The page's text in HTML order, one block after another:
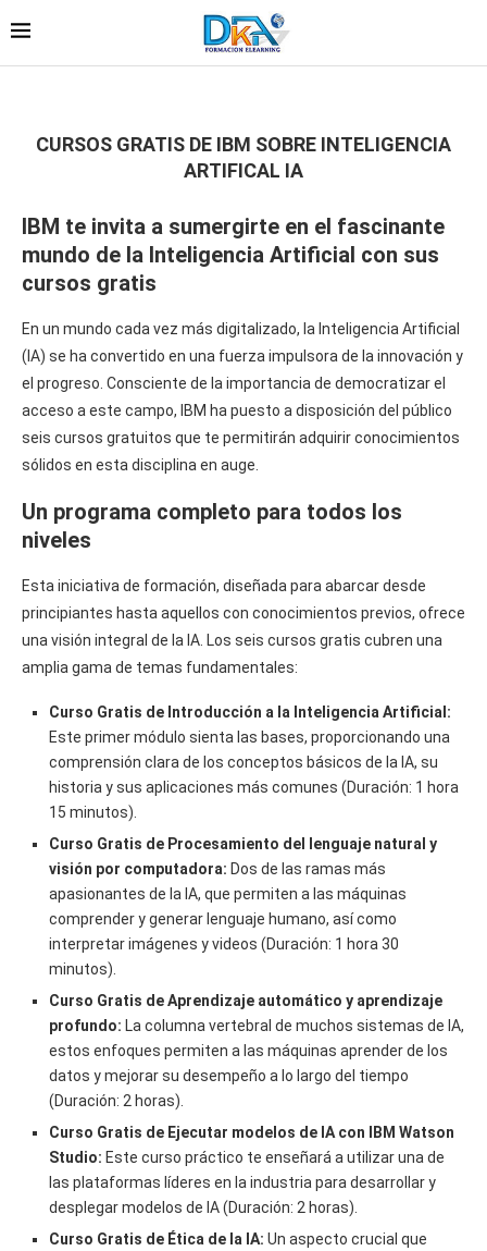
CURSOS GRATIS DE IBM SOBRE INTELIGENCIA
ARTIFICAL IA
IBM te invita a sumergirte en el fascinante
mundo de la Inteligencia Artificial con sus
cursos gratis
En un mundo cada vez más digitalizado, la Inteligencia Artificial
(IA) se ha convertido en una fuerza impulsora de la innovación y
el progreso. Consciente de la importancia de democratizar el
acceso a este campo, IBM ha puesto a disposición del público
seis cursos gratuitos que te permitirán adquirir conocimientos
sólidos en esta disciplina en auge.
Un programa completo para todos los
niveles
Esta iniciativa de formación, diseñada para abarcar desde
principiantes hasta aquellos con conocimientos previos, ofrece
una visión integral de la IA. Los seis cursos gratis cubren una
amplia gama de temas fundamentales:
Curso Gratis de Introducción a la Inteligencia Artificial:
Este primer módulo sienta las bases, proporcionando una
comprensión clara de los conceptos básicos de la IA, su
historia y sus aplicaciones más comunes (Duración: 1 hora
15 minutos).
Curso Gratis de Procesamiento del lenguaje natural y
visión por computadora: Dos de las ramas más
apasionantes de la IA, que permiten a las máquinas
comprender y generar lenguaje humano, así como
interpretar imágenes y videos (Duración: 1 hora 30
minutos).
Curso Gratis de Aprendizaje automático y aprendizaje
profundo: La columna vertebral de muchos sistemas de IA,
estos enfoques permiten a las máquinas aprender de los
datos y mejorar su desempeño a lo largo del tiempo
(Duración: 2 horas).
Curso Gratis de Ejecutar modelos de IA con IBM Watson
Studio: Este curso práctico te enseñará a utilizar una de
las plataformas líderes en la industria para desarrollar y
desplegar modelos de IA (Duración: 2 horas).
Curso Gratis de Ética de la IA: Un aspecto crucial que